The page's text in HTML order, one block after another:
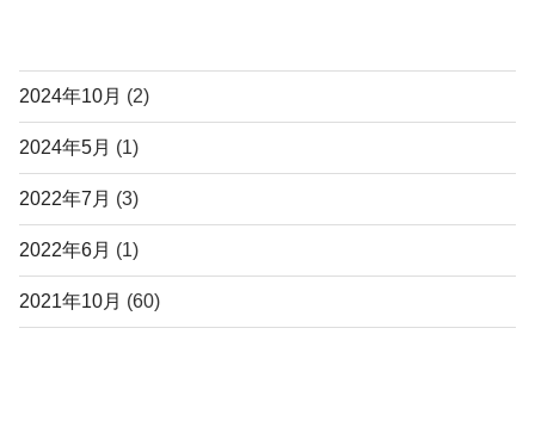
2024年10月 (2)
2024年5月 (1)
2022年7月 (3)
2022年6月 (1)
2021年10月 (60)